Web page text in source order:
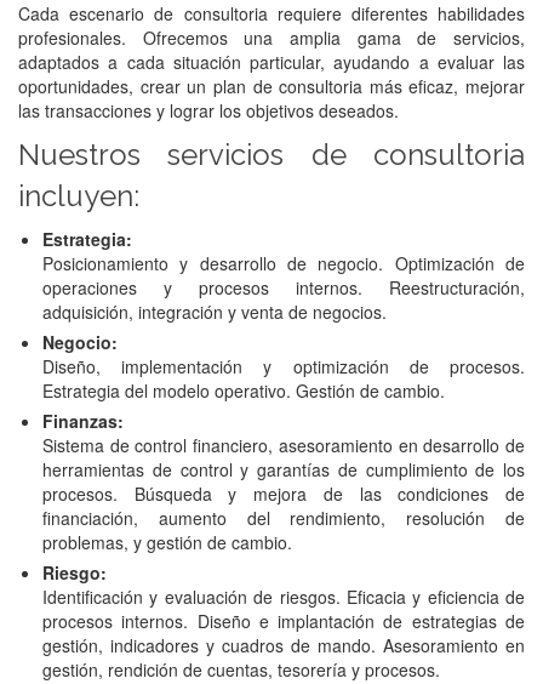
Cada escenario de consultoria requiere diferentes habilidades
profesionales. Ofrecemos una amplia gama de servicios,
adaptados a cada situación particular, ayudando a evaluar las
oportunidades, crear un plan de consultoria más eficaz, mejorar
las transacciones y lograr los objetivos deseados.
Nuestros servicios de consultoria
incluyen:
Estrategia:
Posicionamiento y desarrollo de negocio. Optimización de
operaciones y procesos internos. Reestructuración,
adquisición, integración y venta de negocios.
Negocio:
Diseño, implementación y optimización de procesos.
Estrategia del modelo operativo. Gestión de cambio.
Finanzas:
Sistema de control financiero, asesoramiento en desarrollo de
herramientas de control y garantías de cumplimiento de los
procesos. Búsqueda y mejora de las condiciones de
financiación, aumento del rendimiento, resolución de
problemas, y gestión de cambio.
Riesgo:
Identificación y evaluación de riesgos. Eficacia y eficiencia de
procesos internos. Diseño e implantación de estrategias de
gestión, indicadores y cuadros de mando. Asesoramiento en
gestión, rendición de cuentas, tesorería y procesos.